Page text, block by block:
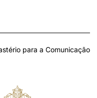
para a Comunicação